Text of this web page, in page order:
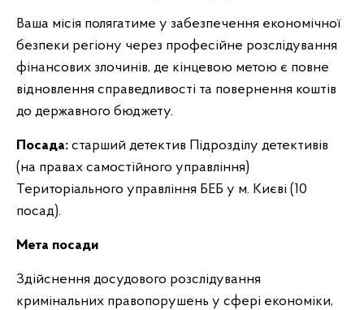
Ваша місія полягатиме у забезпечення економічної
безпеки регіону через професійне розслідування
фінансових злочинів, де кінцевою метою є повне
відновлення справедливості та повернення коштів
до державного бюджету.
Посада: старший детектив Підрозділу детективів
(на правах самостійного управління)
Територіального управління БЕБ у м. Києві (10
посад).
Мета посади
Здійснення досудового розслідування
кримінальних правопорушень у сфері економіки,